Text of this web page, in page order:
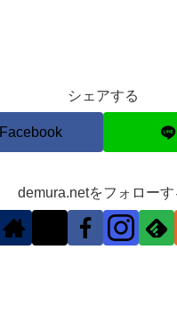
シェアする
Facebook
demura.netをフォローす